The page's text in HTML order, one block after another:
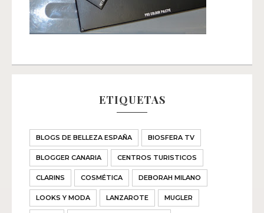
ETIQUETAS
BLOGS DE BELLEZA ESPAÑA BIOSFERA TV
BLOGGER CANARIA CENTROS TURISTICOS
CLARINS COSMÉTICA DEBORAH MILANO
LOOKS Y MODA LANZAROTE MUGLER